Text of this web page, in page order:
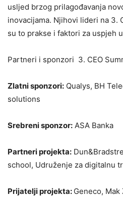
usljed brzog prilagođavanja
inovacijama. Njihovi lideri na 3.
su to prakse i faktori za uspjeh
Partneri i sponzori 3. CEO
Zlatni sponzori: Qualys, BH
solutions
Srebreni sponzor: ASA Banka
Partneri projekta:
school, Udruženje za digitalnu
Prijatelji projekta: Geneco, Mak